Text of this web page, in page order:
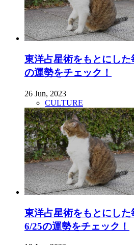
東洋占星術をもとにした
の運勢をチェック！
26 Jun, 2023
CULTURE
東洋占星術をもとにした
6/25の運勢をチェック！